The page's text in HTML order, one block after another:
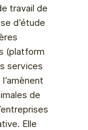
travail de
d’étude
(platform
services
de
Elle